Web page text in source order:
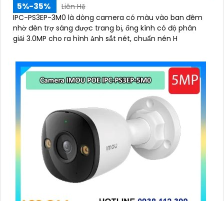
5%-35%
Liên Hệ
IPC-PS3EP-3M0 là dòng camera có màu vào ban đêm
nhờ đèn trợ sáng được trang bị, ống kính có độ phân
giải 3.0MP cho ra hình ảnh sắt nét, chuẩn nén H